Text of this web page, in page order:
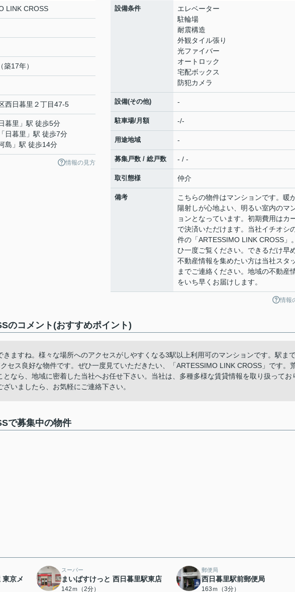
LINK CROSS
17年）
西日暮里 ２丁目47-5
暮里 」駅 徒歩5分
「 日暮里 」駅 徒歩7分
島 」駅 徒歩14分
情報の見方
設備条件
エレベーター
駐輪場
耐震構造
外観タイル張り
光ファイバー
オートロック
宅配ボックス
防犯カメラ
設備(その他) -
駐車場/月額 -/-
用途地域 -
募集戸数 / 総戸数 - / -
取引態様 仲介
備考
こちらの物件はマンションです。暖
陽射しが心地よい、明るい室内のマ
ョンとなっています。初期費用はカ
で決済いただけます。当社イチオシ
件の「ARTESSIMO LINK CROSS」
ひ一度ご覧ください。できるだけ早
不動産情報を集めたい方は当社スタ
までご連絡ください。地域の不動産
をいち早くお届けします。
情報
のコメント(おすすめポイント)
ますね。様々な場所へのアクセスがしやすくなる3駅以上利用可のマンションです。駅ま
セス良好な物件です。ぜひ一度見ていただきたい、「ARTESSIMO LINK CROSS」です。
となら、地域に密着した当社へお任せ下さい。当社は、多種多様な賃貸情報を取り扱ってお
いましたら、お気軽にご連絡下さい。
で募集中の物件
東京メ
スーパー
まいばすけっと 西日暮里駅東店
142ｍ（2分）
郵便局
西日暮里駅前郵便局
163ｍ（3分）